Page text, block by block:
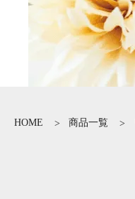
HOME 商品一覧